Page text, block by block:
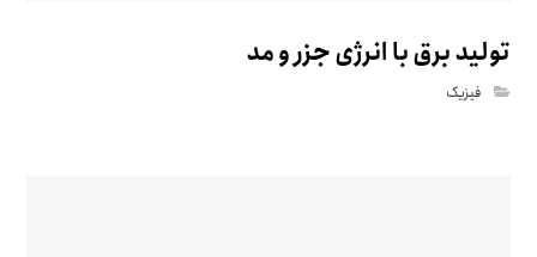
تولید برق با انرژی جزر و مد
فیزیک